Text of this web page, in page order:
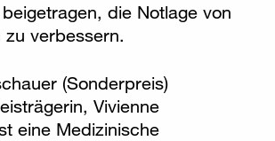
die Notlage von
verbessern.
(Sonderpreis)
Vivienne
eine Medizinische